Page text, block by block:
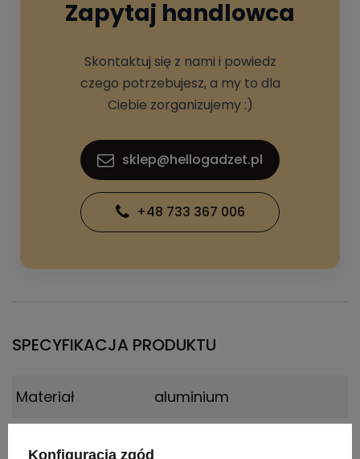
Zapytaj handlowca
Skontaktuj się z nami i powiedz
czego potrzebujesz, a my to dla
Ciebie zorganizujemy :)
sklep@hellogadzet.pl
+48 733 367 006
SPECYFIKACJA PRODUKTU
Materiał aluminium
Konfiguracja zgód